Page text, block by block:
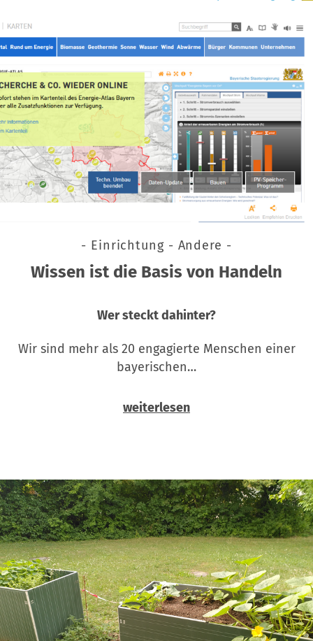
- Einrichtung - Andere -
Wissen ist die Basis von Handeln
Wer steckt dahinter?
Wir sind mehr als 20 engagierte Menschen einer
bayerischen…
weiterlesen